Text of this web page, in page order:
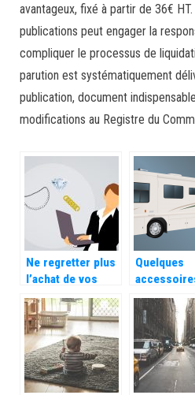
avantageux, fixé à partir de 36€
publications peut engager la
compliquer le processus de
parution est systématiquement
publication, document
modifications au Registre du
Ne regretter plus
l’achat de vos
bijoux en ligne!
Quelques
utiles
faites du